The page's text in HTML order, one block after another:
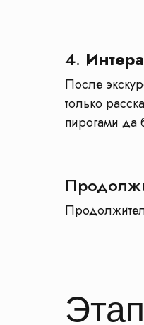
4.
После
только
пирогами да